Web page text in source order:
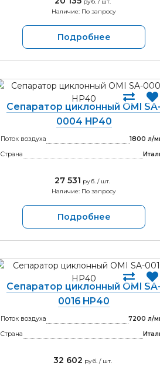
Наличие: По запросу
Подробнее
Сепаратор циклонный OMI SA-
0004 HP40
Поток воздуха
1800 л/
Страна
27 531 руб. / шт.
Наличие: По запросу
Подробнее
Сепаратор циклонный OMI SA-
0016 HP40
Поток воздуха
7200 л/
Страна
32 602 руб. / шт.